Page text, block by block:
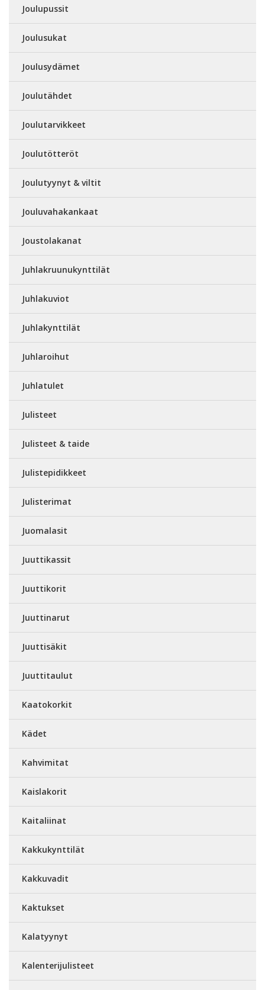
Joulupussit
Joulusukat
Joulusydämet
Joulutähdet
Joulutarvikkeet
Joulutötteröt
Joulutyynyt & viltit
Jouluvahakankaat
Joustolakanat
Juhlakruunukynttilät
Juhlakuviot
Juhlakynttilät
Juhlaroihut
Juhlatulet
Julisteet
Julisteet & taide
Julistepidikkeet
Julisterimat
Juomalasit
Juuttikassit
Juuttikorit
Juuttinarut
Juuttisäkit
Juuttitaulut
Kaatokorkit
Kädet
Kahvimitat
Kaislakorit
Kaitaliinat
Kakkukynttilät
Kakkuvadit
Kaktukset
Kalatyynyt
Kalenterijulisteet